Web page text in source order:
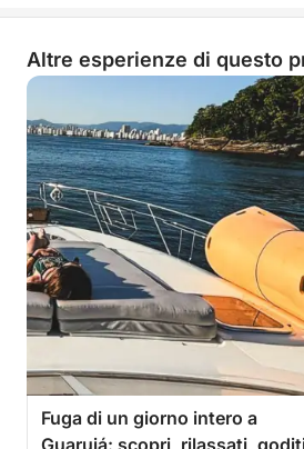
Altre esperienze di questo
Fuga di un giorno intero a
Guarujá: scopri, rilassati,